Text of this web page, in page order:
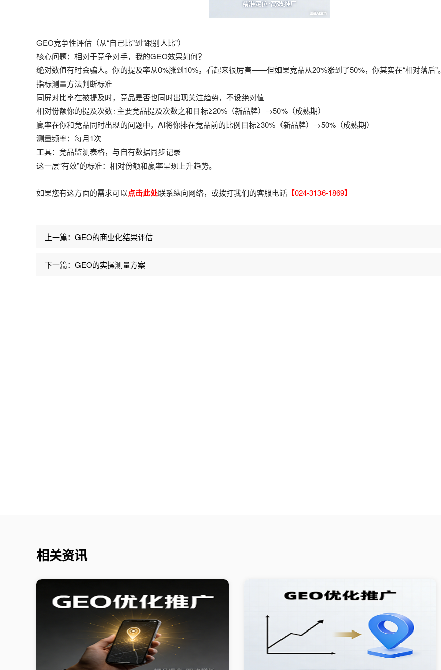
GEO竞争性评估（从“自己比”到“跟别人比”）
核心问题：相对于竞争对手，我的GEO效果如何？
绝对数值有时会骗人。你的提及率从0%涨到10%，看起来很厉害——但如果竞品从20%涨到了50%，你其实在“相对落后”。
指标测量方法判断标准
同屏对比率在被提及时，竞品是否也同时出现关注趋势，不设绝对值
相对份额你的提及次数÷主要竞品提及次数之和目标≥20%（新品牌）→50%（成熟期）
赢率在你和竞品同时出现的问题中，AI将你排在竞品前的比例目标≥30%（新品牌）→50%（成熟期）
测量频率：每月1次
工具：竞品监测表格，与自有数据同步记录
这一层“有效”的标准：相对份额和赢率呈现上升趋势。
如果您有这方面的需求可以点击此处联系纵向网络，或拨打我们的客服电话 【024-3136-1869】
上一篇：GEO的商业化结果评估
下一篇：GEO的实操测量方案
相关资讯